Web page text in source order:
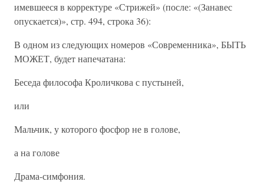
имевшееся в корректуре «Стрижей» (после: «(Занавес
опускается)», стр. 494, строка 36):
В одном из следующих номеров «Современника», БЫТЬ
МОЖЕТ, будет напечатана:
Беседа философа Кроличкова с пустыней,
или
Мальчик, у которого фосфор не в голове,
а на голове
Драма-симфония.